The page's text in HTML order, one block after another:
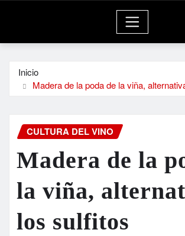
Inicio
Madera de la poda de la viña,
CULTURA DEL VINO
Madera de la
la viña,
los sulfitos